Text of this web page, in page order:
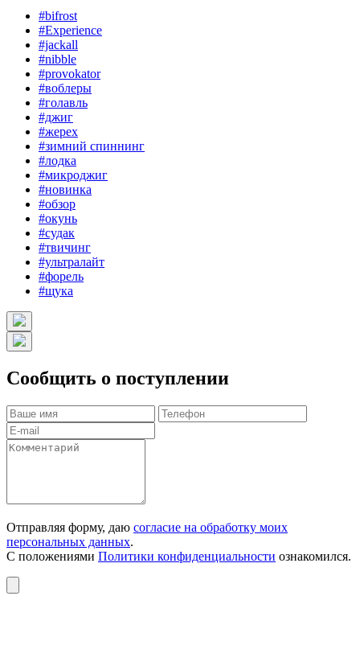
#bifrost
#Experience
#jackall
#nibble
#provokator
#воблеры
#голавль
#джиг
#жерех
#зимний спиннинг
#лодка
#микроджиг
#новинка
#обзор
#окунь
#судак
#твичинг
#ультралайт
#форель
#щука
Сообщить о поступлении
Отправляя форму, даю согласие на обработку моих
персональных данных.
С положениями Политики конфиденциальности ознакомился.